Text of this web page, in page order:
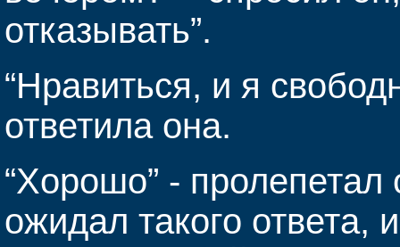
отказывать”.
“Нравиться, и я
ответила она.
“Хорошо” -
ожидал такого ответа,